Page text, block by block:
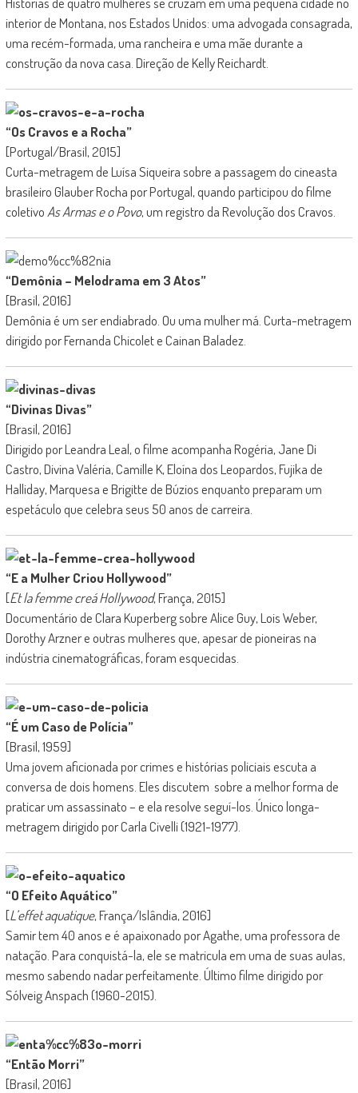
interior de Montana, nos Estados Unidos: uma advogada consagrada,
uma recém-formada, uma rancheira e uma mãe durante a
construção da nova casa. Direção de Kelly Reichardt.
“Os Cravos e a Rocha”
[Portugal/Brasil, 2015]
Curta-metragem de Luísa Siqueira sobre a passagem do cineasta
brasileiro Glauber Rocha por Portugal, quando participou do filme
coletivo As Armas e o Povo, um registro da Revolução dos Cravos.
“Demônia – Melodrama em 3 Atos”
[Brasil, 2016]
Demônia é um ser endiabrado. Ou uma mulher má. Curta-metragem
dirigido por Fernanda Chicolet e Cainan Baladez.
“Divinas Divas”
[Brasil, 2016]
Dirigido por Leandra Leal, o filme acompanha Rogéria, Jane Di
Castro, Divina Valéria, Camille K, Eloína dos Leopardos, Fujika de
Halliday, Marquesa e Brigitte de Búzios enquanto preparam um
espetáculo que celebra seus 50 anos de carreira.
“E a Mulher Criou Hollywood”
[Et la femme creá Hollywood, França, 2015]
Documentário de Clara Kuperberg sobre Alice Guy, Lois Weber,
Dorothy Arzner e outras mulheres que, apesar de pioneiras na
indústria cinematográficas, foram esquecidas.
“É um Caso de Polícia”
[Brasil, 1959]
Uma jovem aficionada por crimes e histórias policiais escuta a
conversa de dois homens. Eles discutem sobre a melhor forma de
praticar um assassinato – e ela resolve seguí-los. Único longa-
metragem dirigido por Carla Civelli (1921-1977).
“O Efeito Aquático”
[L’effet aquatique, França/Islândia, 2016]
Samir tem 40 anos e é apaixonado por Agathe, uma professora de
natação. Para conquistá-la, ele se matricula em uma de suas aulas,
mesmo sabendo nadar perfeitamente. Último filme dirigido por
Sólveig Anspach (1960-2015).
“Então Morri”
[Brasil, 2016]